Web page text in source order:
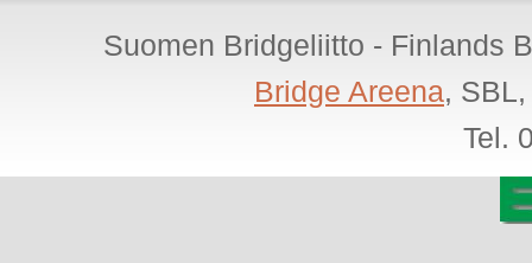
Suomen Bridgeliitto - Finlands
Bridge Areena,
Tel.